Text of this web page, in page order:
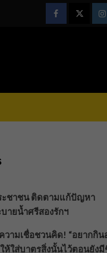
FacebookTwitter
ะชาชน ติดตามแก้ปัญหา
ายน้ำศรีสองรักฯ
วามเชื่อชวนคิด! “อยากกิน
ห้ใส่บาตรสิ่งนั้นไว้ตอนยังมี